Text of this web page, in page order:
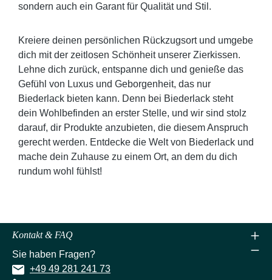
sondern auch ein Garant für Qualität und Stil.
Kreiere deinen persönlichen Rückzugsort und umgebe
dich mit der zeitlosen Schönheit unserer Zierkissen.
Lehne dich zurück, entspanne dich und genieße das
Gefühl von Luxus und Geborgenheit, das nur
Biederlack bieten kann. Denn bei Biederlack steht
dein Wohlbefinden an erster Stelle, und wir sind stolz
darauf, dir Produkte anzubieten, die diesem Anspruch
gerecht werden. Entdecke die Welt von Biederlack und
mache dein Zuhause zu einem Ort, an dem du dich
rundum wohl fühlst!
Kontakt & FAQ
Sie haben Fragen?
+49 49 281 241 73